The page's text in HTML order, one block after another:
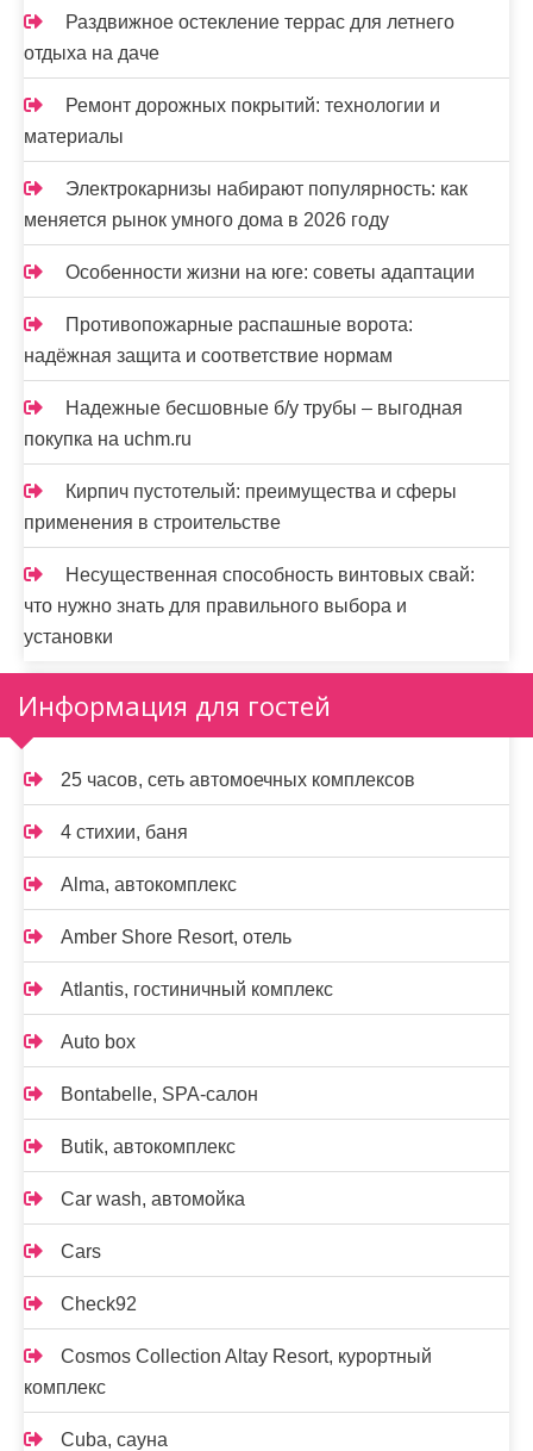
Раздвижное остекление террас для летнего
отдыха на даче
Ремонт дорожных покрытий: технологии и
материалы
Электрокарнизы набирают популярность: как
меняется рынок умного дома в 2026 году
Особенности жизни на юге: советы адаптации
Противопожарные распашные ворота:
надёжная защита и соответствие нормам
Надежные бесшовные б/у трубы – выгодная
покупка на uchm.ru
Кирпич пустотелый: преимущества и сферы
применения в строительстве
Несущественная способность винтовых свай:
что нужно знать для правильного выбора и
установки
Информация для гостей
25 часов, сеть автомоечных комплексов
4 стихии, баня
Alma, автокомплекс
Amber Shore Resort, отель
Atlantis, гостиничный комплекс
Auto box
Bontabelle, SPA-салон
Butik, автокомплекс
Car wash, автомойка
Cars
Check92
Cosmos Collection Altay Resort, курортный
комплекс
Cuba, сауна